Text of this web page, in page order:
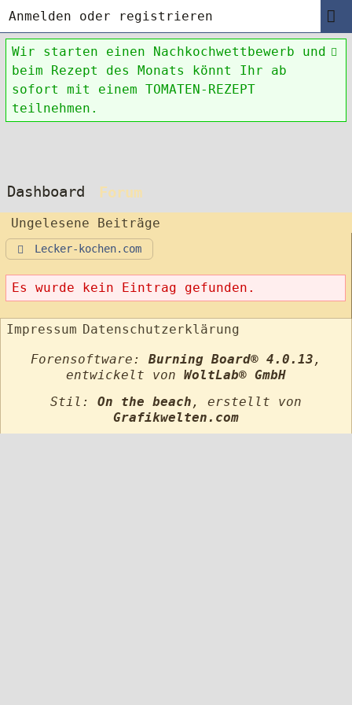
Anmelden oder registrieren
Wir starten einen Nachkochwettbewerb und
beim Rezept des Monats könnt Ihr ab
sofort mit einem TOMATEN-REZEPT
teilnehmen.
Dashboard Forum
Ungelesene Beiträge
Lecker-kochen.com
Es wurde kein Eintrag gefunden.
Impressum Datenschutzerklärung
Forensoftware: Burning Board® 4.0.13 ,
entwickelt von WoltLab® GmbH
Stil: On the beach , erstellt von
Grafikwelten.com